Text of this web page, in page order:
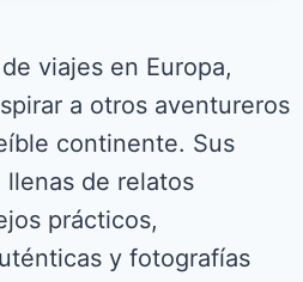
viajes en Europa,
a otros aventureros
continente. Sus
de relatos
prácticos,
y fotografías